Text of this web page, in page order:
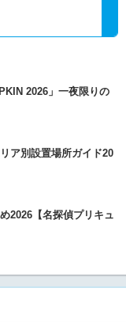
2026」一夜限りの
ア別設置場所ガイド20
2026【名探偵プリキュ